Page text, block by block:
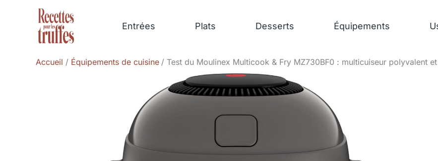
Entrées Plats Desserts Équipements
Accueil Équipements de cuisine Test du Moulinex Multicook & Fry MZ730BF0 : multicuiseur polyvalent